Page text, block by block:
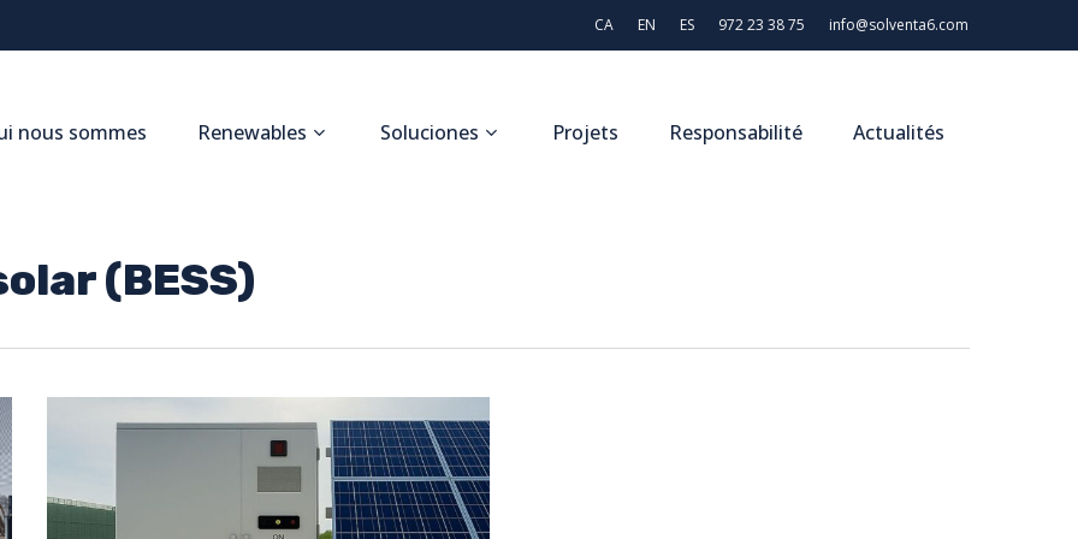
CA EN ES 972 23 38 75 info@solventa6.com
nous sommes Renewables Soluciones Projets Responsabilité Actualités
(BESS)